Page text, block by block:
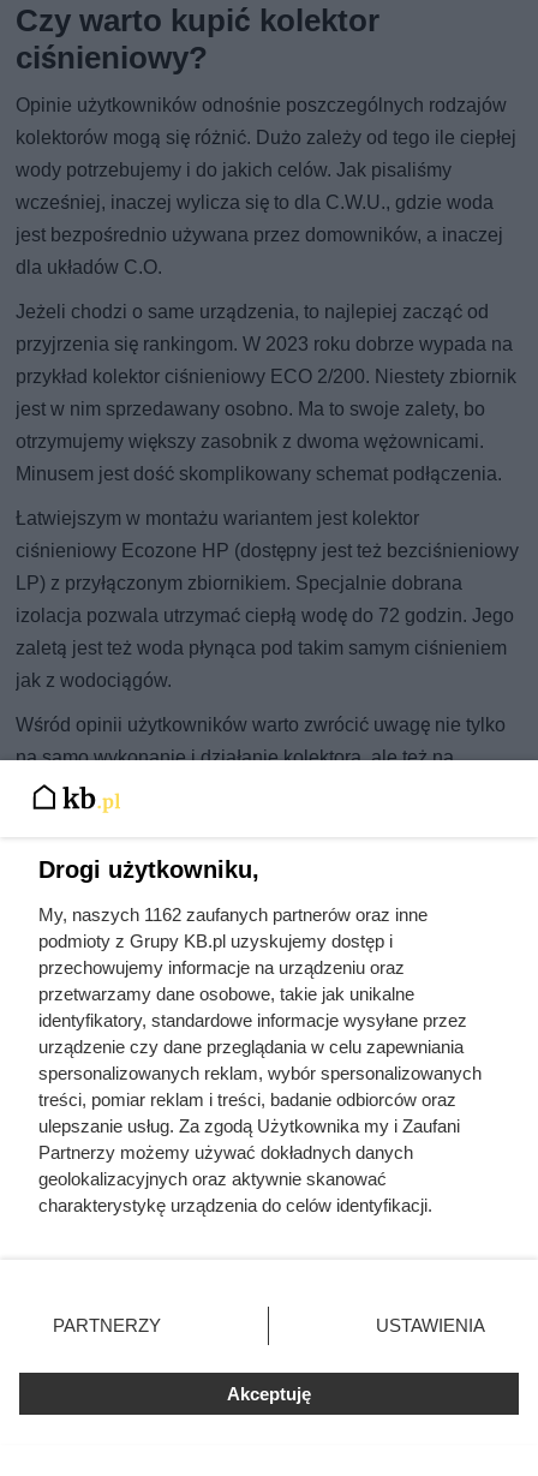
Czy warto kupić kolektor
ciśnieniowy?
Opinie użytkowników odnośnie poszczególnych rodzajów
kolektorów mogą się różnić. Dużo zależy od tego ile ciepłej
wody potrzebujemy i do jakich celów. Jak pisaliśmy
wcześniej, inaczej wylicza się to dla C.W.U., gdzie woda
jest bezpośrednio używana przez domowników, a inaczej
dla układów C.O.
Jeżeli chodzi o same urządzenia, to najlepiej zacząć od
przyjrzenia się rankingom. W 2023 roku dobrze wypada na
przykład kolektor ciśnieniowy ECO 2/200. Niestety zbiornik
jest w nim sprzedawany osobno. Ma to swoje zalety, bo
otrzymujemy większy zasobnik z dwoma wężownicami.
Minusem jest dość skomplikowany schemat podłączenia.
Łatwiejszym w montażu wariantem jest kolektor
ciśnieniowy Ecozone HP (dostępny jest też bezciśnieniowy
LP) z przyłączonym zbiornikiem. Specjalnie dobrana
izolacja pozwala utrzymać ciepłą wodę do 72 godzin. Jego
zaletą jest też woda płynąca pod takim samym ciśnieniem
jak z wodociągów.
Wśród opinii użytkowników warto zwrócić uwagę nie tylko
na samo wykonanie i działanie kolektora, ale też na
doświadczenia z jego montażem. Dzięki temu będziemy
Najpopularniejsze w tej chwili
Miała 17 lat i zagrała całkowicie nagą
Drogi użytkowniku,
My, naszych 1162 zaufanych partnerów oraz inne
podmioty z Grupy KB.pl uzyskujemy dostęp i
przechowujemy informacje na urządzeniu oraz
przetwarzamy dane osobowe, takie jak unikalne
identyfikatory, standardowe informacje wysyłane przez
urządzenie czy dane przeglądania w celu zapewniania
spersonalizowanych reklam, wybór spersonalizowanych
treści, pomiar reklam i treści, badanie odbiorców oraz
ulepszanie usług. Za zgodą Użytkownika my i Zaufani
Partnerzy możemy używać dokładnych danych
geolokalizacyjnych oraz aktywnie skanować
charakterystykę urządzenia do celów identyfikacji.
zmienić/wycofać klikając przycisk ustawień prywatności
znajdujący się w lewym dolnym rogu strony. Niektóre
użytkownika, ale masz prawo sprzeciwić się takiemu
przetwarzaniu. Preferencje będą miały zastosowania tylko
PARTNERZY USTAWIENIA
Akceptuję